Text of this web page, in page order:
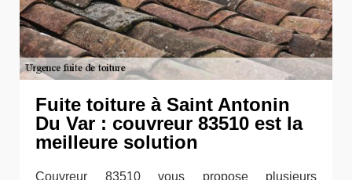
Fuite toiture à Saint Antonin
Du Var : couvreur 83510 est la
meilleure solution
Couvreur 83510 vous propose plusieurs